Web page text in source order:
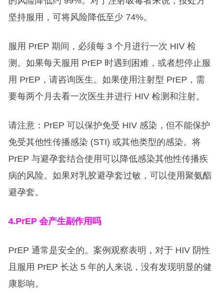
坚持服用，可将风险降低至少 74%。
服用 PrEP 期间，必须每 3 个月进行一次 HIV 检
测。如果每天服用 PrEP 时遇到困难，或者想停止服
用 PrEP，请咨询医生。如果使用注射型 PrEP，需
要每两个月去看一次医生并进行 HIV 检测和注射。
请注意：PrEP 可以保护免受 HIV 感染，但不能保护
免受其他性传播感染 (STI) 或其他类型的感染。将
PrEP 与避孕套结合使用可以降低感染其他性传播疾
病的风险。如果对乳胶避孕套过敏，可以使用聚氨酯
避孕套。
4.PrEP 会产生副作用吗
PrEP 通常是安全的。案例观察表明，对于 HIV 阴性
且服用 PrEP 长达 5 年的人来说，没有发现明显的健
康影响。